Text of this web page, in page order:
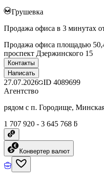
Грушевка
Продажа офиса в 3 минутах
Продажа офиса площадью
проспект Дзержинского 15
Контакты
Написать
27.07.2026 ID 4089699
Агентство
рядом с п. Городище,
1 707 920 - 3 645 768 ƃ
Конвертер валют